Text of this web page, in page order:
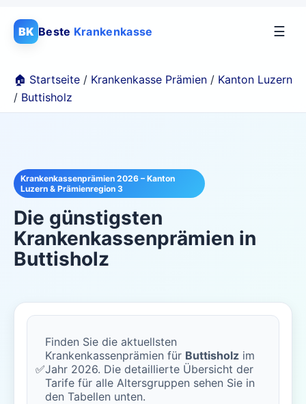
BK Beste Krankenkasse ☰
🏠 Startseite / Krankenkasse Prämien / Kanton Luzern
/ Buttisholz
Krankenkassenprämien 2026 – Kanton
Luzern & Prämienregion 3
Die günstigsten
Krankenkassenprämien in
Buttisholz
✅
Finden Sie die aktuellsten
Krankenkassenprämien für Buttisholz im
Jahr 2026. Die detaillierte Übersicht der
Tarife für alle Altersgruppen sehen Sie in
den Tabellen unten.